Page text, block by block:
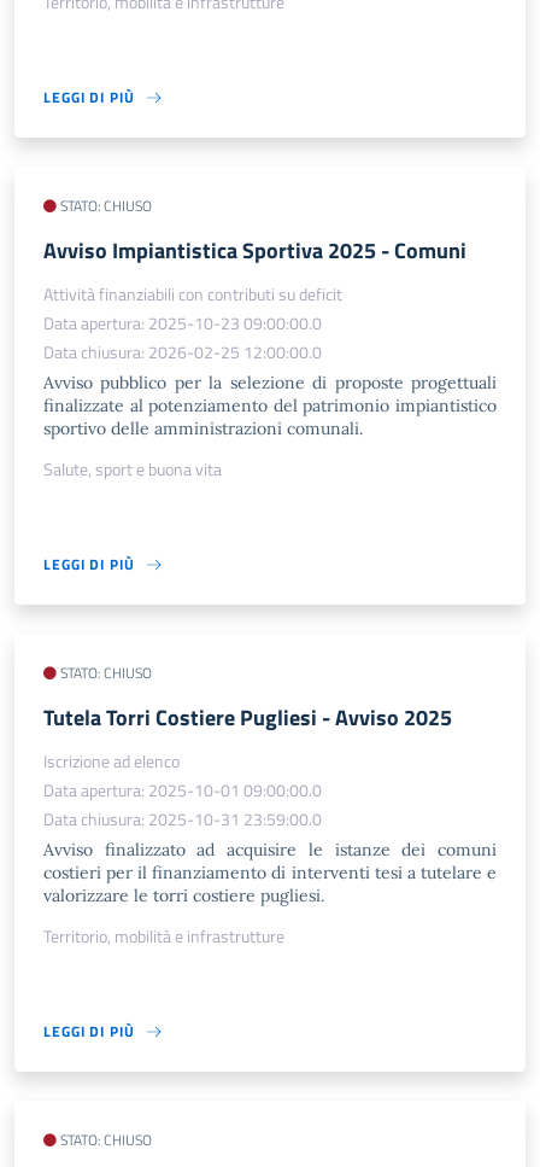
LEGGI DI PIÙ
STATO: CHIUSO
Avviso Impiantistica Sportiva 2025 - Comuni
Attività finanziabili con contributi su deficit
Data apertura: 2025-10-23 09:00:00.0
Data chiusura: 2026-02-25 12:00:00.0
Avviso pubblico per la selezione di proposte progettuali
finalizzate al potenziamento del patrimonio impiantistico
sportivo delle amministrazioni comunali.
Salute, sport e buona vita
LEGGI DI PIÙ
STATO: CHIUSO
Tutela Torri Costiere Pugliesi - Avviso 2025
Iscrizione ad elenco
Data apertura: 2025-10-01 09:00:00.0
Data chiusura: 2025-10-31 23:59:00.0
Avviso finalizzato ad acquisire le istanze dei comuni
costieri per il finanziamento di interventi tesi a tutelare e
valorizzare le torri costiere pugliesi.
Territorio, mobilità e infrastrutture
LEGGI DI PIÙ
STATO: CHIUSO